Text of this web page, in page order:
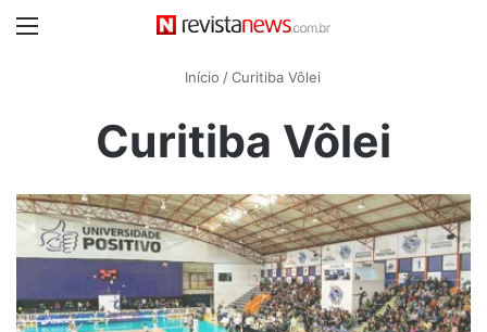
Início /Curitiba Vôlei
Curitiba Vôlei